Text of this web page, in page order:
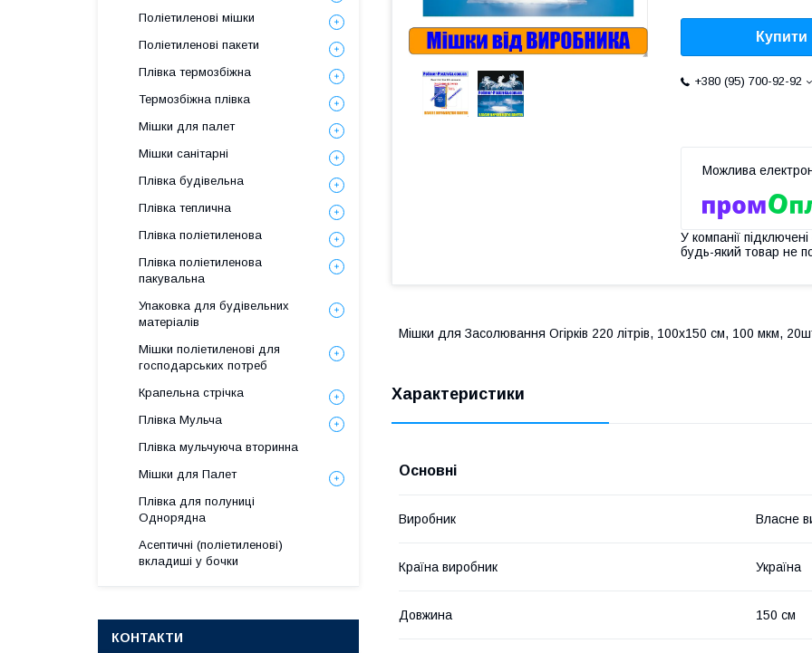
Купити
+380 (95) 700-92-92
У компанії
будь-який товар не
Мішки для Засолювання Огірків 220 літрів, 100х150 см, 100 мкм,
Характеристики
Основні
Виробник Власне
Країна виробник Україна
Довжина 150 см
Поліетиленові мішки
Поліетиленові пакети
Плівка термозбіжна
Термозбіжна плівка
Мішки для палет
Мішки санітарні
Плівка будівельна
Плівка теплична
Плівка поліетиленова
Плівка поліетиленова
пакувальна
Упаковка для будівельних
матеріалів
Мішки поліетиленові для
господарських потреб
Крапельна стрічка
Плівка Мульча
Плівка мульчуюча вторинна
Мішки для Палет
Плівка для полуниці
Однорядна
Асептичні (поліетиленові)
вкладиші у бочки
КОНТАКТИ